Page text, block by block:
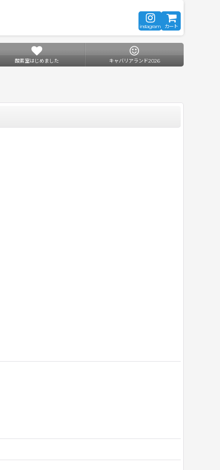
instagram カート
酸素室はじめました キャバリアランド2026